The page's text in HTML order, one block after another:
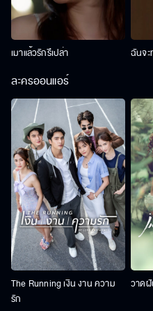
เมาแล้วรักรึเปล่า ฉันจ
ละครออนแอร์
The Running เงิน งาน ความ
รัก
วาด